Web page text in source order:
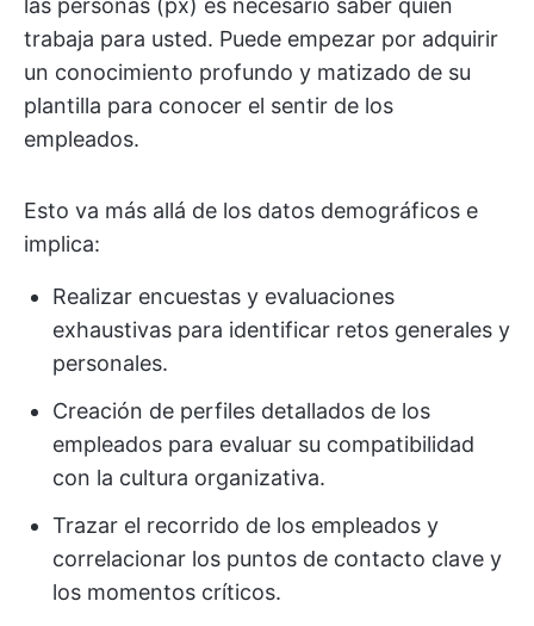
las personas (px) es necesario saber quién
trabaja para usted. Puede empezar por adquirir
un conocimiento profundo y matizado de su
plantilla para conocer el sentir de los
empleados.
Esto va más allá de los datos demográficos e
implica:
Realizar encuestas y evaluaciones
exhaustivas para identificar retos generales y
personales.
Creación de perfiles detallados de los
empleados para evaluar su compatibilidad
con la cultura organizativa.
Trazar el recorrido de los empleados y
correlacionar los puntos de contacto clave y
los momentos críticos.